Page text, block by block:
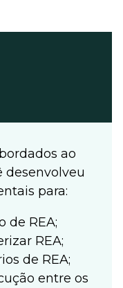
ao
desenvolveu
para:
de REA;
REA;
de REA;
entre os